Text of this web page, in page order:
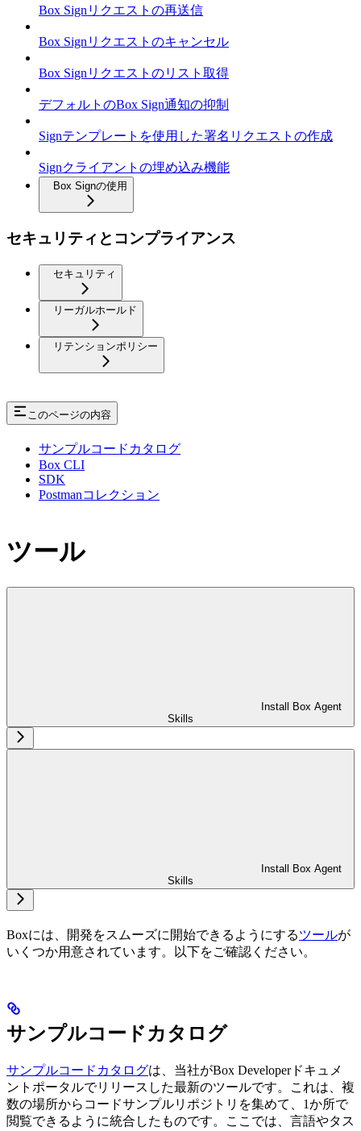
Box Signリクエストの再送信
Box Signリクエストのキャンセル
Box Signリクエストのリスト取得
デフォルトのBox Sign通知の抑制
Signテンプレートを使用した署名リクエストの作成
Signクライアントの埋め込み機能
Box Signの使用
セキュリティとコンプライアンス
セキュリティ
リーガルホールド
リテンションポリシー
このページの内容
サンプルコードカタログ
Box CLI
SDK
Postmanコレクション
ツール
Install Box Agent
Skills
Install Box Agent
Skills
Boxには、開発をスムーズに開始できるようにするツールが
いくつか用意されています。以下をご確認ください。
サンプルコードカタログ
サンプルコードカタログは、当社がBox Developerドキュメ
ントポータルでリリースした最新のツールです。これは、複
数の場所からコードサンプルリポジトリを集めて、1か所で
閲覧できるように統合したものです。ここでは、言語やタス